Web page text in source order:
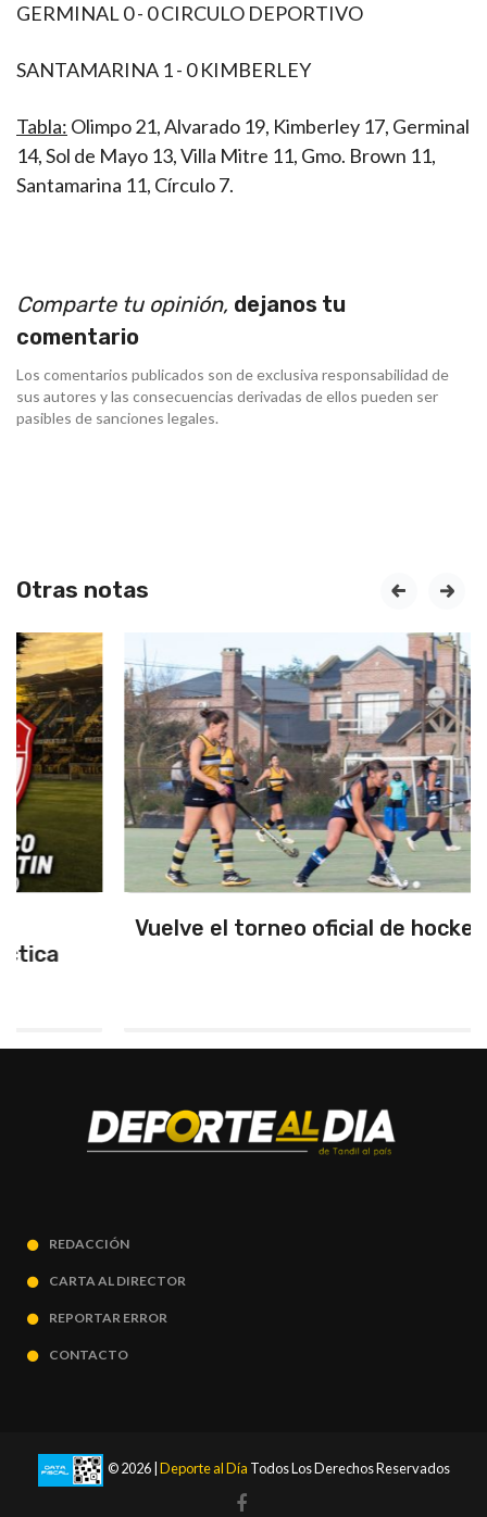
GERMINAL 0 - 0 CIRCULO DEPORTIVO
SANTAMARINA 1 - 0 KIMBERLEY
Tabla: Olimpo 21, Alvarado 19, Kimberley 17, Germinal
14, Sol de Mayo 13, Villa Mitre 11, Gmo. Brown 11,
Santamarina 11, Círculo 7.
Comparte tu opinión, dejanos tu
comentario
Los comentarios publicados son de exclusiva responsabilidad de
sus autores y las consecuencias derivadas de ellos pueden ser
pasibles de sanciones legales.
Otras notas
Vuelve el torneo oficial de hockey
prev next
REDACCIÓN
CARTA AL DIRECTOR
REPORTAR ERROR
CONTACTO
© 2026 | Deporte al Día Todos Los Derechos Reservados